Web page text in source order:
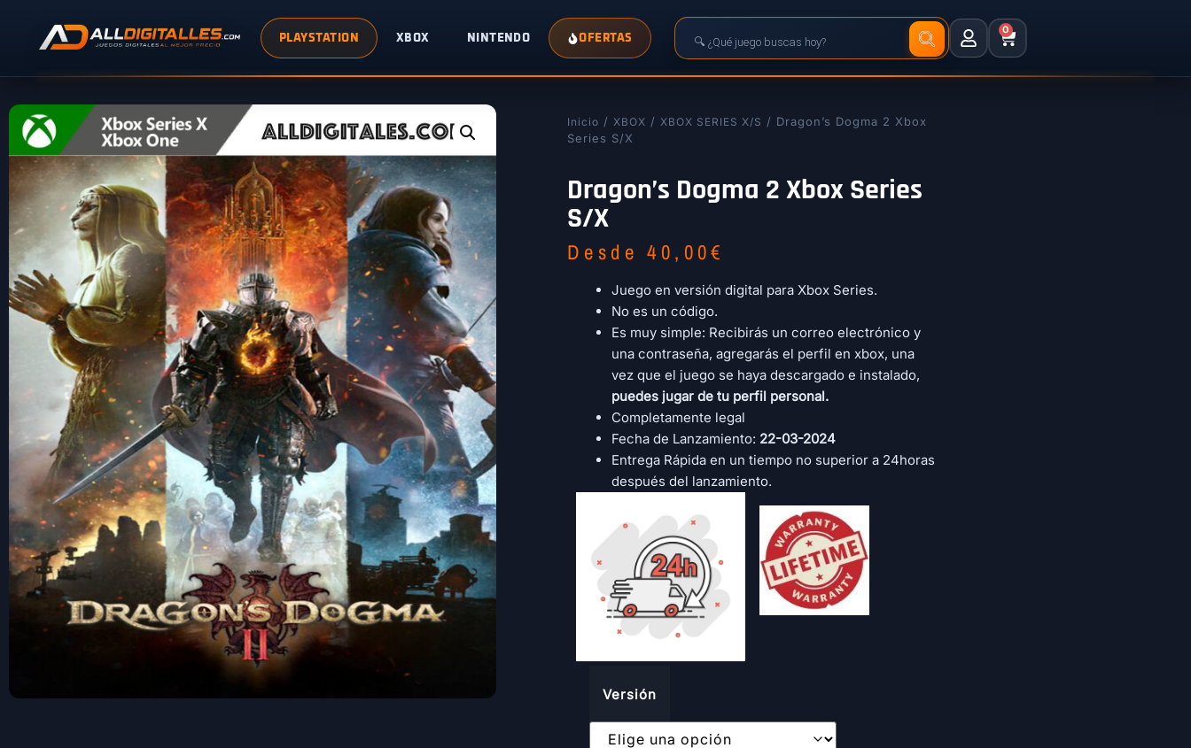
PLAYSTATION XBOX NINTENDO OFERTAS
0
Inicio / XBOX / XBOX SERIES X/S / Dragon’s Dogma 2 Xbox
Series S/X
Dragon’s Dogma 2 Xbox Series
S/X
Desde40,00€
Juego en versión digital para Xbox Series.
No es un código.
Es muy simple: Recibirás un correo electrónico y
una contraseña, agregarás el perfil en xbox, una
vez que el juego se haya descargado e instalado,
puedes jugar de tu perfil personal.
Completamente legal
Fecha de Lanzamiento: 22-03-2024
Entrega Rápida en un tiempo no superior a 24horas
después del lanzamiento.
Versión